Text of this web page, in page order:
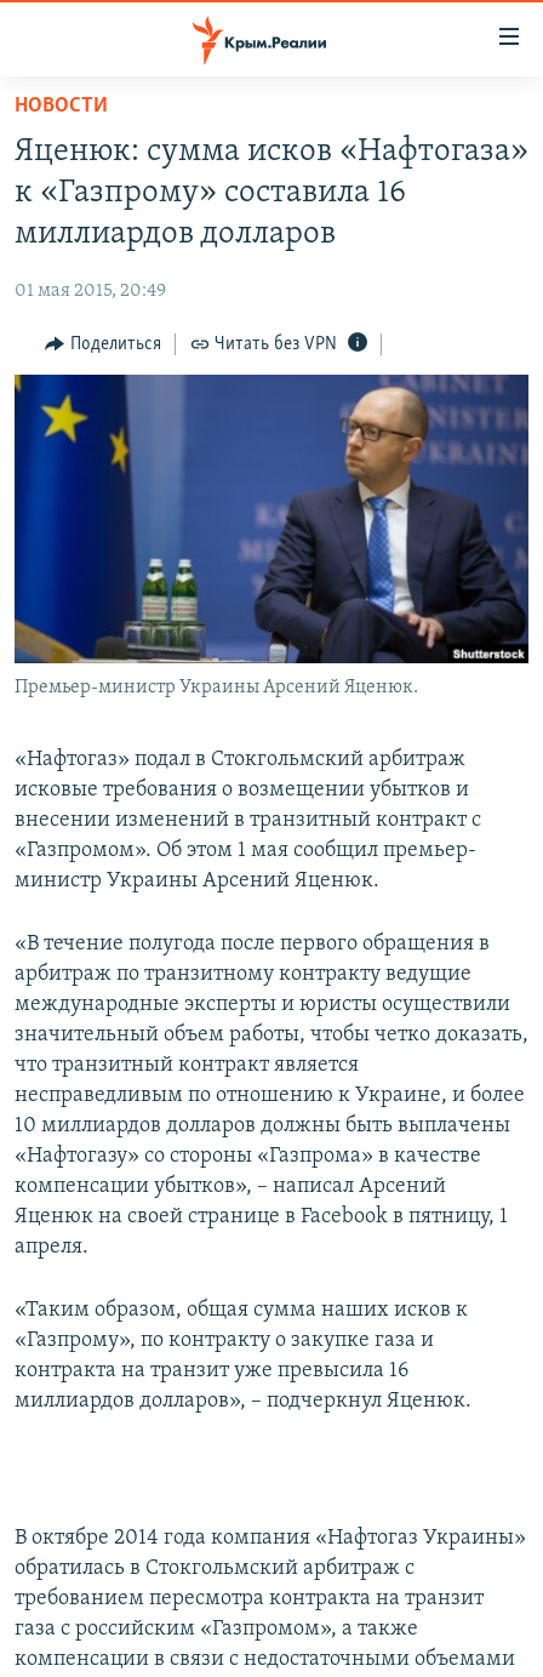
Вернуться
основному
содержанию
главной
Вернутся
поиску
СПЕЦПРОЕКТЫ
11 ЛЕТ ОККУПАЦИИ КРЫМА. 11 ИСТОРИЙ СОПРОТИВЛЕНИЯ
ЕЩЕ
ИНТЕРАКТИВ
ИНФОГРАФИКА
ТЕЛЕПРОЕКТ КРЫМ.РЕАЛИИ
СОВЕТЫ ПРАВОЗАЩИТНИКОВ
ПОБЕДИТЕЛЕЙ НЕ СУДЯТ?
КРЫМ.НЕПОКОРЕННЫЙ
ELIFBE
УКРАИНСКАЯ ПРОБЛЕМА КРЫМА
РАДІО СВОБОДА
КАК ОБОЙТИ БЛОКИРОВКУ
Українською
ПРИСОЕДИНЯЙТЕСЬ!
НОВОСТИ
Яценюк: сумма исков «Нафтогаза»
к «Газпрому» составила 16
миллиардов долларов
01 мая 2015, 20:49
Поделиться Читать без VPN
Премьер-министр Украины Арсений Яценюк.
«Нафтогаз» подал в Стокгольмский арбитраж
исковые требования о возмещении убытков и
внесении изменений в транзитный контракт с
«Газпромом». Об этом 1 мая сообщил премьер-
министр Украины Арсений Яценюк.
«В течение полугода после первого обращения в
арбитраж по транзитному контракту ведущие
международные эксперты и юристы осуществили
значительный объем работы, чтобы четко доказать,
что транзитный контракт является
несправедливым по отношению к Украине, и более
10 миллиардов долларов должны быть выплачены
«Нафтогазу» со стороны «Газпрома» в качестве
компенсации убытков», – написал Арсений
Яценюк на своей странице в Facebook в пятницу, 1
апреля.
«Таким образом, общая сумма наших исков к
«Газпрому», по контракту о закупке газа и
контракта на транзит уже превысила 16
миллиардов долларов», – подчеркнул Яценюк.
В октябре 2014 года компания «Нафтогаз Украины»
обратилась в Стокгольмский арбитраж с
требованием пересмотра контракта на транзит
газа с российским «Газпромом», а также
компенсации в связи с недостаточными объемами